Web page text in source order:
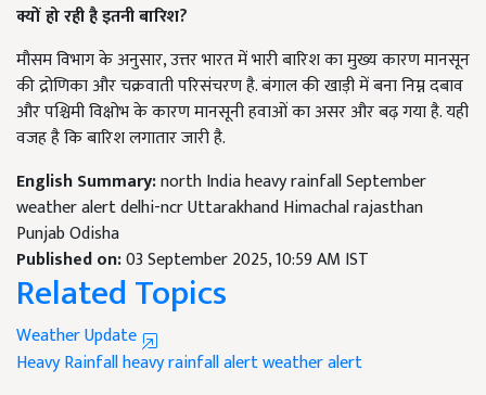
क्यों हो रही है इतनी बारिश?
मौसम विभाग के अनुसार, उत्तर भारत में भारी बारिश का मुख्य कारण मानसून
की द्रोणिका और चक्रवाती परिसंचरण है. बंगाल की खाड़ी में बना निम्न दबाव
और पश्चिमी विक्षोभ के कारण मानसूनी हवाओं का असर और बढ़ गया है. यही
वजह है कि बारिश लगातार जारी है.
English Summary:north India heavy rainfall September
weather alert delhi-ncr Uttarakhand Himachal rajasthan
Punjab Odisha
Published on:03 September 2025, 10:59 AM IST
Related Topics
Weather Update
Heavy Rainfallheavy rainfall alertweather alert